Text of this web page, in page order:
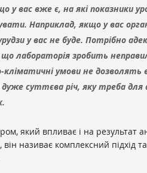
у вас вже є, на які показники
Наприклад, якщо у вас
у вас не буде. Потрібно
лабораторія зробить
кліматичні умови не
дуже суттєва річ, яку треба
який впливає і на результат
він називає комплексний підхід